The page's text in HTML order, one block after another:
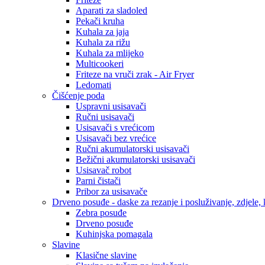
Aparati za sladoled
Pekači kruha
Kuhala za jaja
Kuhala za rižu
Kuhala za mlijeko
Multicookeri
Friteze na vruči zrak - Air Fryer
Ledomati
Čišćenje poda
Uspravni usisavači
Ručni usisavači
Usisavači s vrećicom
Usisavači bez vrećice
Ručni akumulatorski usisavači
Bežični akumulatorski usisavači
Usisavač robot
Parni čistači
Pribor za usisavače
Drveno posuđe - daske za rezanje i posluživanje,
Zebra posuđe
Drveno posuđe
Kuhinjska pomagala
Slavine
Klasične slavine